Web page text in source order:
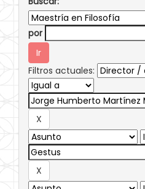
por
Filtros actuales: